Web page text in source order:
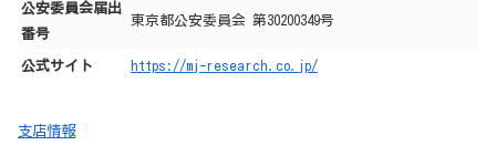
公安委員会届出
番号
東京都公安委員会 第30200349号
公式サイト https://mj-research.co.jp/
支店情報